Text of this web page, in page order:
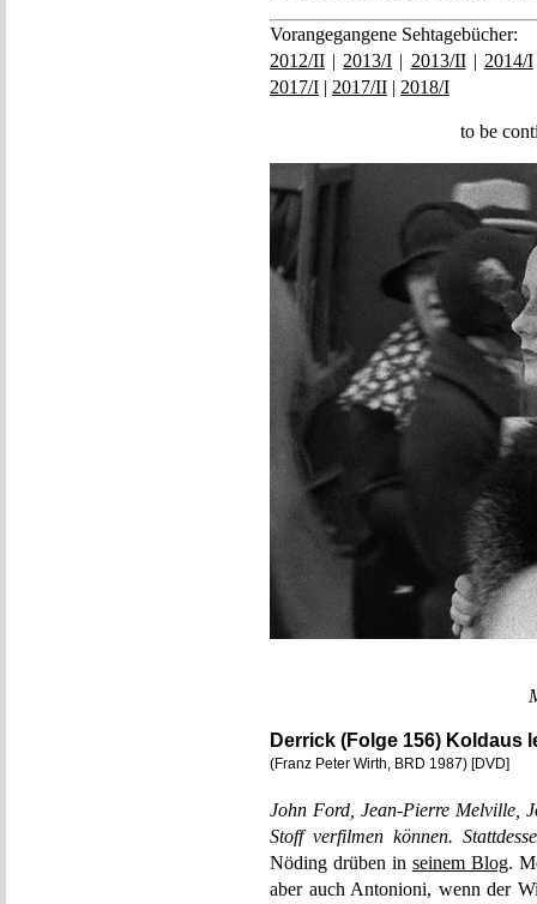
Vorangegangene Sehtagebücher:
2012/II | 2013/I | 2013/II| 2014/I
2017/I | 2017/II | 2018/I
to be
Derrick (Folge 156) Koldaus
(Franz Peter Wirth, BRD 1987) [DVD]
John Ford, Jean-Pierre Melville,
Stoff verfilmen können.
Nöding drüben in seinem Blog.
aber auch Antonioni, wenn der